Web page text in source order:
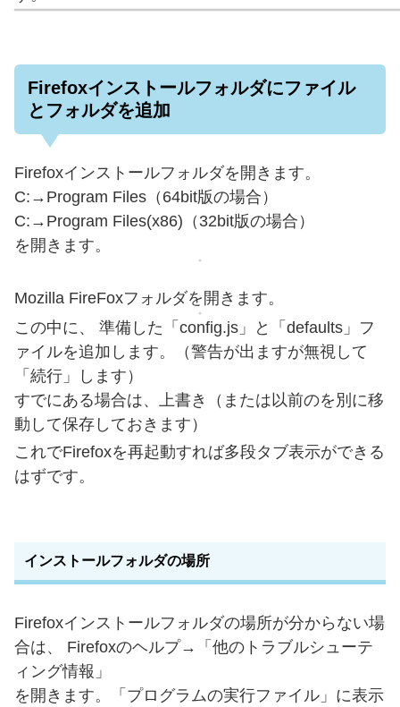
Firefoxインストールフォルダにファイル
とフォルダを追加
Firefoxインストールフォルダを開きます。
C:→Program Files（64bit版の場合）
C:→Program Files(x86)（32bit版の場合）
を開きます。
Mozilla FireFoxフォルダを開きます。
この中に、 準備した「config.js」と「defaults」フ
ァイルを追加します。（警告が出ますが無視して
「続行」します）
すでにある場合は、上書き（または以前のを別に移
動して保存しておきます）
これでFirefoxを再起動すれば多段タブ表示ができる
はずです。
インストールフォルダの場所
Firefoxインストールフォルダの場所が分からない場
合は、 Firefoxのヘルプ→「他のトラブルシューテ
ィング情報」
を開きます。「プログラムの実行ファイル」に表示